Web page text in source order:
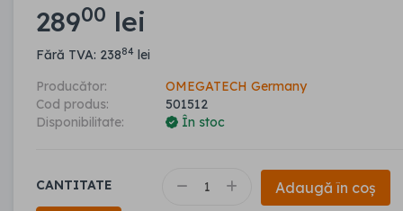
28900 lei
Fără TVA: 23884 lei
Producător:
OMEGATECH Germany
Cod produs:
501512
Disponibilitate:
În stoc
CANTITATE Adaugă în coș